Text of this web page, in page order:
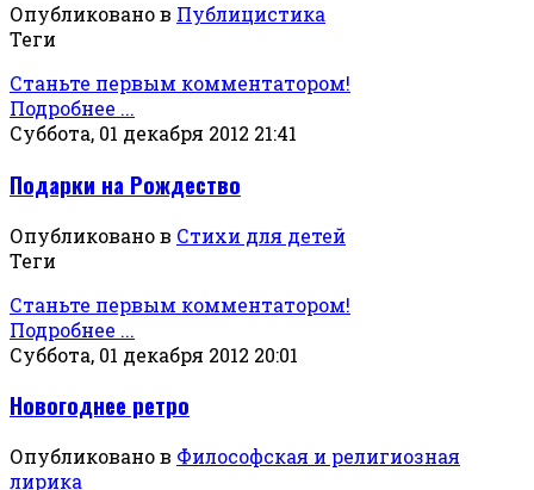
Опубликовано в Публицистика
Теги
Станьте первым комментатором!
Подробнее ...
Суббота, 01 декабря 2012 21:41
Подарки на Рождество
Опубликовано в Стихи для детей
Теги
Станьте первым комментатором!
Подробнее ...
Суббота, 01 декабря 2012 20:01
Новогоднее ретро
Опубликовано в Философская и религиозная
лирика